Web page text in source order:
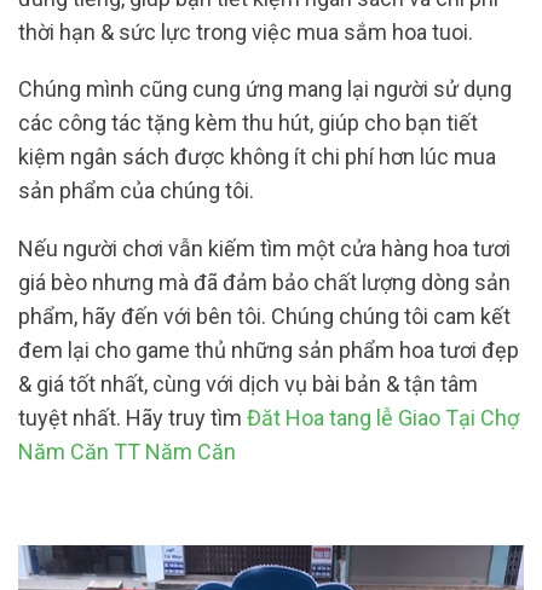
thời hạn & sức lực trong việc mua sắm hoa tuoi.
Chúng mình cũng cung ứng mang lại người sử dụng
các công tác tặng kèm thu hút, giúp cho bạn tiết
kiệm ngân sách được không ít chi phí hơn lúc mua
sản phẩm của chúng tôi.
Nếu người chơi vẫn kiếm tìm một cửa hàng hoa tươi
giá bèo nhưng mà đã đảm bảo chất lượng dòng sản
phẩm, hãy đến với bên tôi. Chúng chúng tôi cam kết
đem lại cho game thủ những sản phẩm hoa tươi đẹp
& giá tốt nhất, cùng với dịch vụ bài bản & tận tâm
tuyệt nhất. Hãy truy tìm Đăt Hoa tang lễ Giao Tại Chợ
Năm Căn TT Năm Căn